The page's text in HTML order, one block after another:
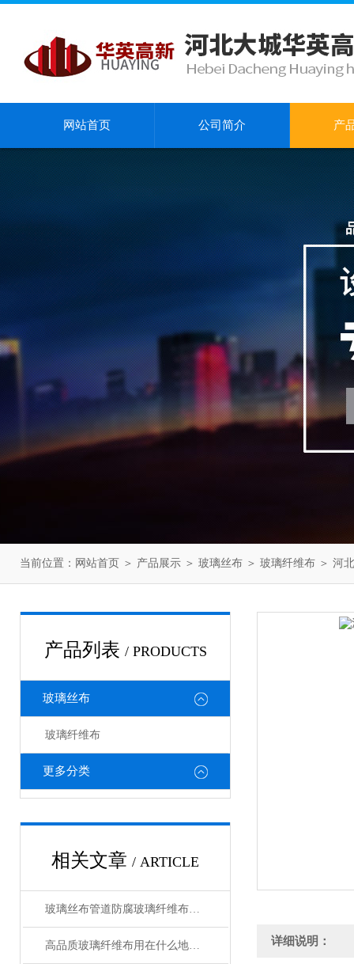
网站首页 公司简介 产
当前位置： 网站首页 ＞ 产品展示 ＞ 玻璃丝布 ＞ 玻璃纤维布 ＞ 河
产品列表 / PRODUCTS
玻璃丝布
玻璃纤维布
更多分类
相关文章 / ARTICLE
玻璃丝布管道防腐玻璃纤维布规格型号齐全
高品质玻璃纤维布用在什么地方合适 详细说明：